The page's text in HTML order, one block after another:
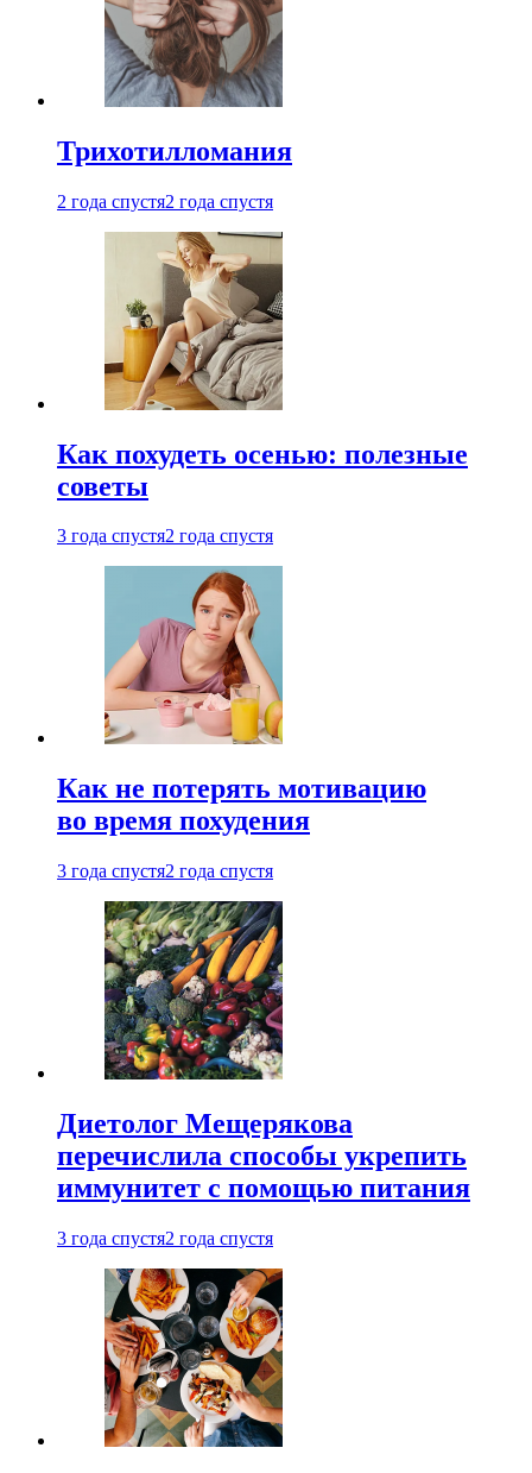
Трихотилломания
2 года спустя2 года спустя
Как похудеть осенью: полезные
советы
3 года спустя2 года спустя
Как не потерять мотивацию
во время похудения
3 года спустя2 года спустя
Диетолог Мещерякова
перечислила способы укрепить
иммунитет с помощью питания
3 года спустя2 года спустя